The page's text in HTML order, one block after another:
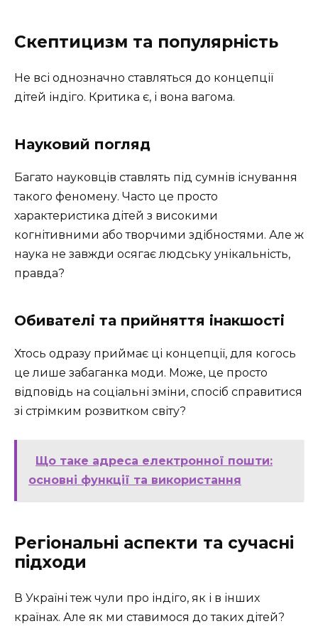
Скептицизм та популярність
Не всі однозначно ставляться до концепції
дітей індіго. Критика є, і вона вагома.
Науковий погляд
Багато науковців ставлять під сумнів існування
такого феномену. Часто це просто
характеристика дітей з високими
когнітивними або творчими здібностями. Але ж
наука не завжди осягає людську унікальність,
правда?
Обивателі та прийняття інакшості
Хтось одразу приймає ці концепції, для когось
це лише забаганка моди. Може, це просто
відповідь на соціальні зміни, спосіб справитися
зі стрімким розвитком світу?
Що таке адреса електронної пошти:
основні функції та використання
Регіональні аспекти та сучасні
підходи
В Україні теж чули про індіго, як і в інших
країнах. Але як ми ставимося до таких дітей?